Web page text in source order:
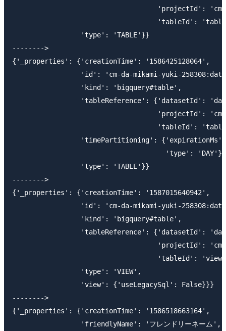
'projectId':
'tableId':
                 'type': 'TABLE'}}
-------->
{'_properties': {'creationTime': '1586425128064',
'id': 'cm-da-mikami-yuki-
                 'kind': 'bigquery#table',
'tableReference': {'datasetId':
'projectId':
'tableId':
'timePartitioning':
                                      'type': 'DAY'},
                 'type': 'TABLE'}}
-------->
{'_properties': {'creationTime': '1587015640942',
'id': 'cm-da-mikami-yuki-
                 'kind': 'bigquery#table',
'tableReference': {'datasetId':
'projectId':
'tableId':
                 'type': 'VIEW',
                 'view': {'useLegacySql': False}}}
-------->
{'_properties': {'creationTime': '1586518663164',
                 'friendlyName': 'フレンドリーネーム',